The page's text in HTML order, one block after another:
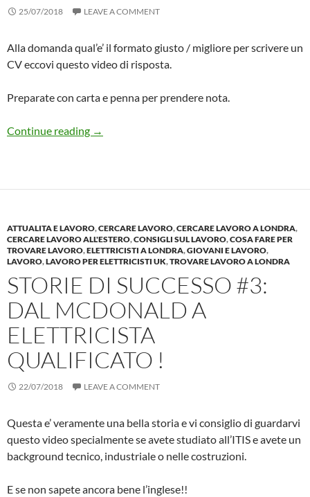
25/07/2018 LEAVE A COMMENT
Alla domanda qual’e’ il formato giusto / migliore per scrivere un
CV eccovi questo video di risposta.
Preparate con carta e penna per prendere nota.
Continue reading Qual’e’ il formato MIGLIORE per il CV
→
ATTUALITA E LAVORO,CERCARE LAVORO,CERCARE LAVORO A LONDRA,
CERCARE LAVORO ALL'ESTERO,CONSIGLI SUL LAVORO,COSA FARE PER
TROVARE LAVORO,ELETTRICISTI A LONDRA,GIOVANI E LAVORO,
LAVORO,LAVORO PER ELETTRICISTI UK,TROVARE LAVORO A LONDRA
STORIE DI SUCCESSO #3:
DAL MCDONALD A
ELETTRICISTA
QUALIFICATO !
22/07/2018 LEAVE A COMMENT
Questa e’ veramente una bella storia e vi consiglio di guardarvi
questo video specialmente se avete studiato all’ITIS e avete un
background tecnico, industriale o nelle costruzioni.
E se non sapete ancora bene l’inglese!!